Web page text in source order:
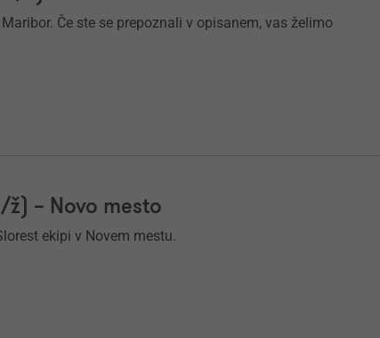
Če ste se prepoznali v opisanem, vas želimo
– Novo mesto
ekipi v Novem mestu.